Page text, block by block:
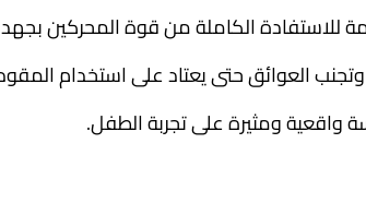
الكاملة من قوة المحركين بجهد 12 فولت.